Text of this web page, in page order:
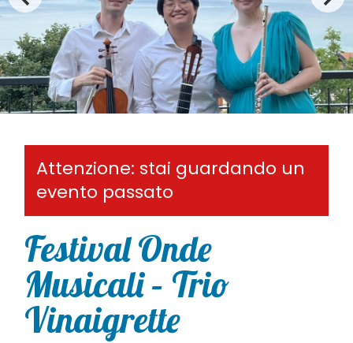
Attenzione: stai guardando un
evento passato
Festival Onde
Musicali – Trio
Vinaigrette